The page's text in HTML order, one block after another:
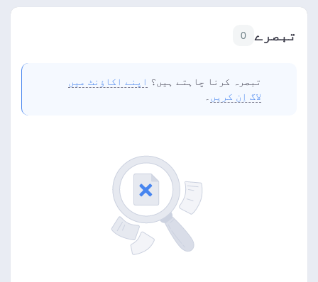
تبصرے 0
تبصرہ کرنا چاہتے ہیں؟ اپنے اکاؤنٹ میں
لاگ اِن کریں